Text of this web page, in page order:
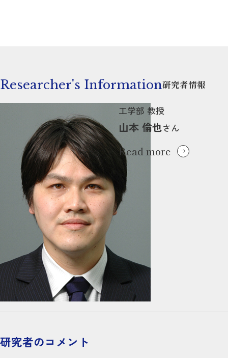
Researcher's Information研究者情報
工学部 教授
山本 倫也さん
Read more
研究者のコメント